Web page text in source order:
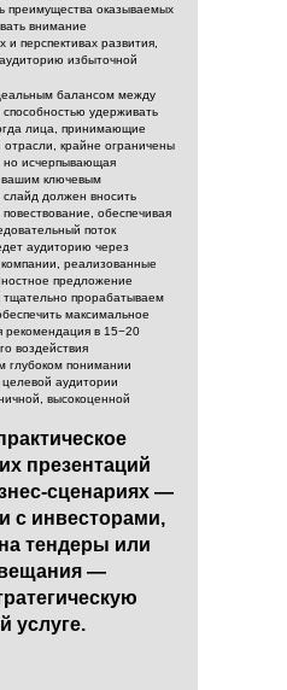
презентаций
сценариях —
с инвесторами,
тендеры или
—
услуге.
преимущества оказываемых
внимание
и перспективах развития,
избыточной
балансом между
удерживать
лица, принимающие
крайне ограничены
но исчерпывающая
вашим ключевым
должен вносить
обеспечивая
поток
аудиторию через
реализованные
предложение
прорабатываем
максимальное
рекомендация в 15−20
воздействия
глубоком понимании
аудитории
высокоценной